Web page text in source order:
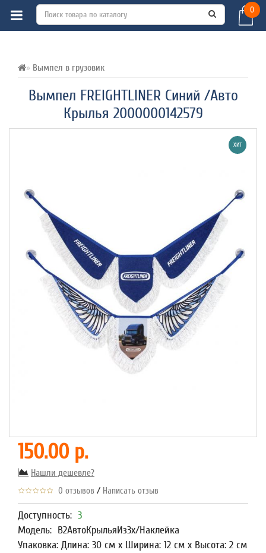
0
Вымпел в грузовик
Вымпел FREIGHTLINER Синий /Авто
Крылья 2000000142579
ВСЕ О ТОВАРЕ ХАРАКТЕРИСТИКИ
ХИТ
150.00 р.
Нашли дешевле?
0 отзывов / Написать отзыв
Доступность: 3
Модель: В2АвтоКрыльяИз3х/Наклейка
Упаковка: Длина: 30 см x Ширина: 12 см x Высота: 2 см